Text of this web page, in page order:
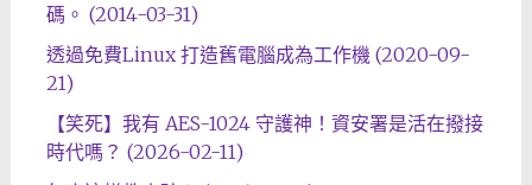
碼。 (2014-03-31)
透過免費Linux 打造舊電腦成為工作機 (2020-09-
21)
【笑死】我有 AES-1024 守護神！資安署是活在撥接
時代嗎？ (2026-02-11)